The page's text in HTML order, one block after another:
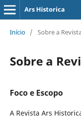
Ars Historica
Início / Sobre a
Sobre a
Foco e Escopo
A Revista Ars